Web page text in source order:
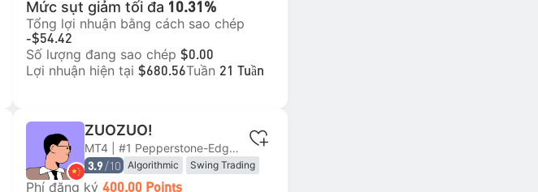
Mức sụt giảm tối đa 10.31%
Tổng lợi nhuận bằng cách sao chép
-$54.42
Số lượng đang sao chép $0.00
Lợi nhuận hiện tại $680.56Tuần 21 Tuần
ZUOZUO!
MT4 | #1 Pepperstone-Edge08
3.9 /10 Algorithmic Swing Trading
Phí đăng ký 400.00 Points